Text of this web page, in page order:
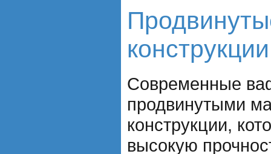
конструкции
Современные
продвинутыми
конструкции,
высокую